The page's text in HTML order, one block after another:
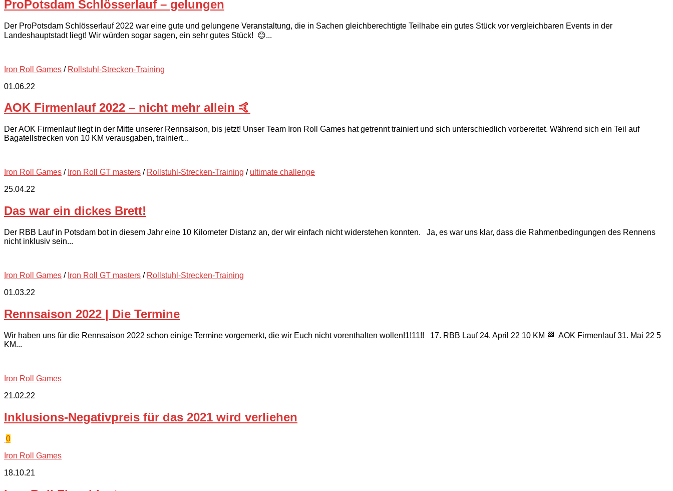
ProPotsdam Schlösserlauf – gelungen
Der ProPotsdam Schlösserlauf 2022 war eine gute und gelungene Veranstaltung, die in Sachen gleichberechtigte Teilhabe ein gutes Stück vor vergleichbaren Events in der
Landeshauptstadt liegt! Wir würden sogar sagen, ein sehr gutes Stück! 😊...
Iron Roll Games / Rollstuhl-Strecken-Training
01.06.22
AOK Firmenlauf 2022 – nicht mehr allein 🤙
Der AOK Firmenlauf liegt in der Mitte unserer Rennsaison, bis jetzt! Unser Team Iron Roll Games hat getrennt trainiert und sich unterschiedlich vorbereitet. Während sich ein Teil auf
Bagatellstrecken von 10 KM verausgaben, trainiert...
Iron Roll Games / Iron Roll GT masters / Rollstuhl-Strecken-Training / ultimate challenge
25.04.22
Das war ein dickes Brett!
Der RBB Lauf in Potsdam bot in diesem Jahr eine 10 Kilometer Distanz an, der wir einfach nicht widerstehen konnten. Ja, es war uns klar, dass die Rahmenbedingungen des Rennens
nicht inklusiv sein...
Iron Roll Games / Iron Roll GT masters / Rollstuhl-Strecken-Training
01.03.22
Rennsaison 2022 | Die Termine
Wir haben uns für die Rennsaison 2022 schon einige Termine vorgemerkt, die wir Euch nicht vorenthalten wollen!1!11!! 17. RBB Lauf 24. April 22 10 KM 🏁 AOK Firmenlauf 31. Mai 22 5
KM...
Iron Roll Games
21.02.22
Inklusions-Negativpreis für das 2021 wird verliehen
0
Iron Roll Games
18.10.21